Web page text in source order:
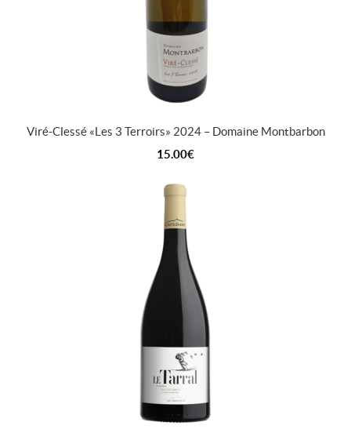
Viré-Clessé « Les 3 Terroirs » 2024 – Domaine Montbarbon
15.00€